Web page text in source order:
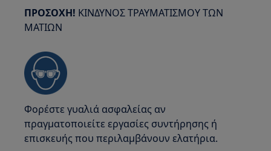
ΠΡΟΣΟΧΗ! ΚΙΝΔΥΝΟΣ ΤΡΑΥΜΑΤΙΣΜΟΥ ΤΩΝ
ΜΑΤΙΩΝ
Φορέστε γυαλιά ασφαλείας αν
πραγματοποιείτε εργασίες συντήρησης ή
επισκευής που περιλαμβάνουν ελατήρια.